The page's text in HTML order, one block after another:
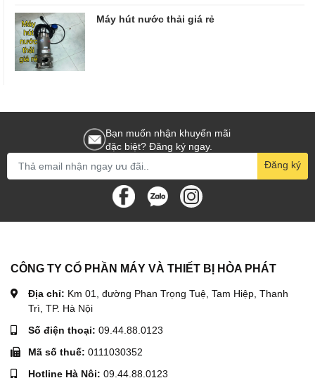
Máy hút nước thải giá rẻ
Bạn muốn nhận khuyến mãi
đặc biệt? Đăng ký ngay.
Đăng ký
CÔNG TY CỔ PHẦN MÁY VÀ THIẾT BỊ HÒA PHÁT
Địa chỉ: Km 01, đường Phan Trọng Tuệ, Tam Hiệp, Thanh
Trì, TP. Hà Nội
Số điện thoại: 09.44.88.0123
Mã số thuế: 0111030352
Hotline Hà Nội: 09.44.88.0123